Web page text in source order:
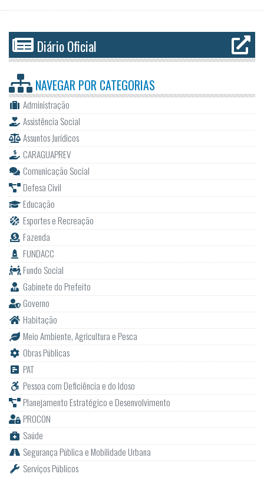
Diário Oficial
NAVEGAR POR CATEGORIAS
Administração
Assistência Social
Assuntos Jurídicos
CARAGUAPREV
Comunicação Social
Defesa Civil
Educação
Esportes e Recreação
Fazenda
FUNDACC
Fundo Social
Gabinete do Prefeito
Governo
Habitação
Meio Ambiente, Agricultura e Pesca
Obras Públicas
PAT
Pessoa com Deficiência e do Idoso
Planejamento Estratégico e Desenvolvimento
PROCON
Saúde
Segurança Pública e Mobilidade Urbana
Serviços Públicos